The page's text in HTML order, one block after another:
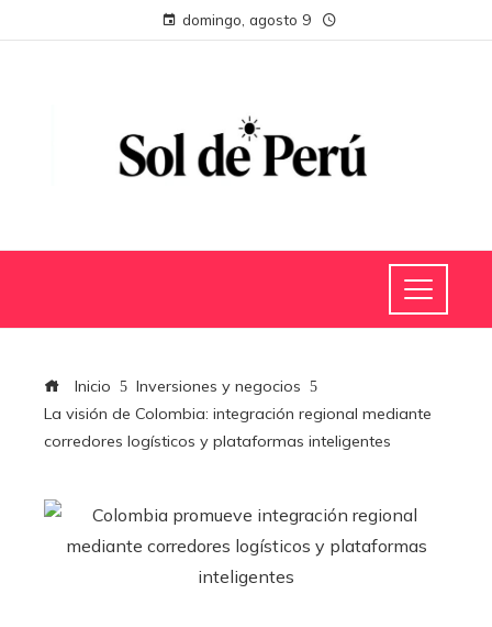
domingo, agosto 9
Inicio
Inversiones y negocios
La visión de Colombia: integración regional mediante
corredores logísticos y plataformas inteligentes